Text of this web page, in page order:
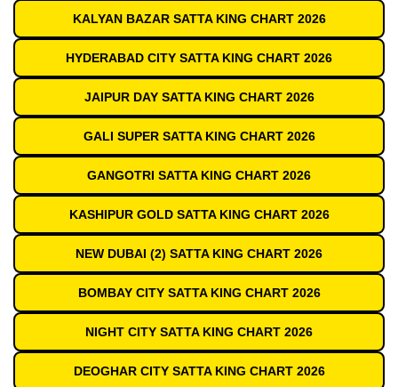
KALYAN BAZAR SATTA KING CHART 2026
HYDERABAD CITY SATTA KING CHART 2026
JAIPUR DAY SATTA KING CHART 2026
GALI SUPER SATTA KING CHART 2026
GANGOTRI SATTA KING CHART 2026
KASHIPUR GOLD SATTA KING CHART 2026
NEW DUBAI (2) SATTA KING CHART 2026
BOMBAY CITY SATTA KING CHART 2026
NIGHT CITY SATTA KING CHART 2026
DEOGHAR CITY SATTA KING CHART 2026